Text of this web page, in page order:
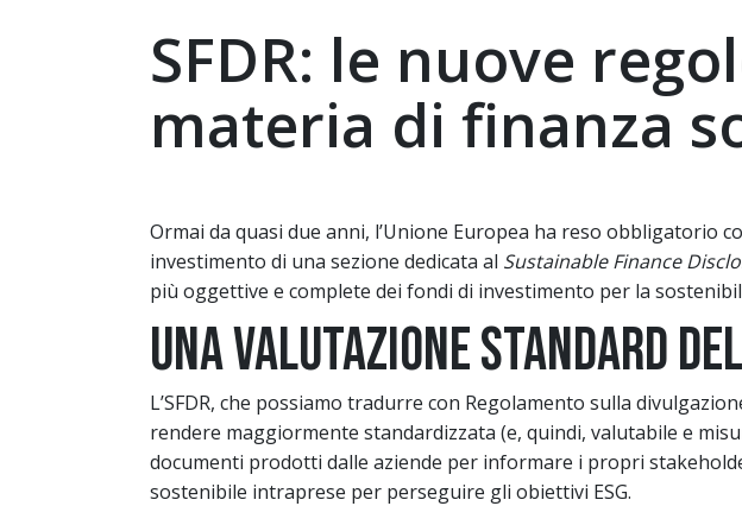
SFDR: le nuove
materia di finanza
Ormai da quasi due anni, l’Unione Europea ha reso obbligatorio
investimento di una sezione dedicata al Sustainable Finance
più oggettive e complete dei fondi di investimento per la
Una valutazione standard
L’SFDR, che possiamo tradurre con Regolamento sulla
rendere maggiormente standardizzata (e, quindi, valutabile e
documenti prodotti dalle aziende per informare i propri
sostenibile intraprese per perseguire gli obiettivi ESG.